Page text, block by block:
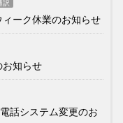
訳
ーク休業のお知らせ
お知らせ
話システム変更のお